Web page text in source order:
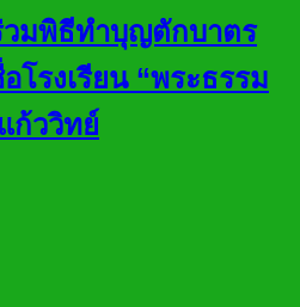
วมพิธีทำบุญตักบาตร
โรงเรียน “พระธรรม
ก้ววิทย์